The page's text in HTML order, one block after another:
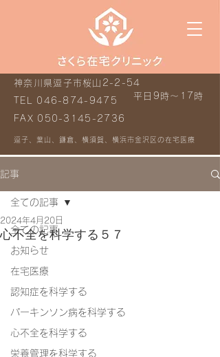
平日9時～17時
神奈川県逗子市桜山2-2-54
TEL 046-874-9475
FAX 050-3145-2736
逗子、葉山、鎌倉、横須賀、横浜市金沢区の在宅医療
記事
全ての記事
お知らせ
在宅医療
認知症を科学する
パーキンソン病を科学する
心不全を科学する
栄養管理を科学する
全ての記事
心不全を科学する５７
2024年4月20日